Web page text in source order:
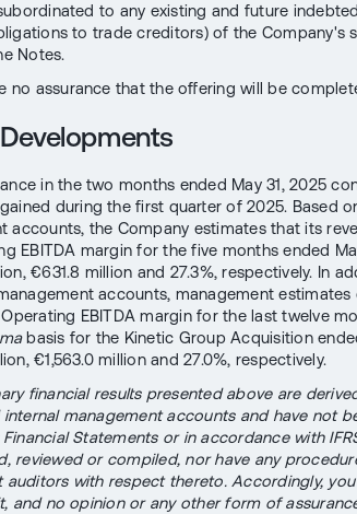
to any existing and future
to trade creditors) of the Company's
Notes.
no assurance that the offering will be
in the two months ended May 31, 2025
during the first quarter of 2025. Based
accounts, the Company estimates that its
EBITDA margin for the five months ended
€631.8 million and 27.3%, respectively. In
accounts, management estimates
Operating EBITDA margin for the last twelve
basis for the Kinetic Group Acquisition
€1,563.0 million and 27.0%, respectively.
financial results presented above are
management accounts and have not
Statements or in accordance with
reviewed or compiled, nor have any
auditors with respect thereto. Accordingly,
and no opinion or any other form of